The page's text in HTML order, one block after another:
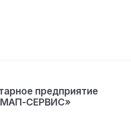
предприятие
СЕРВИС»